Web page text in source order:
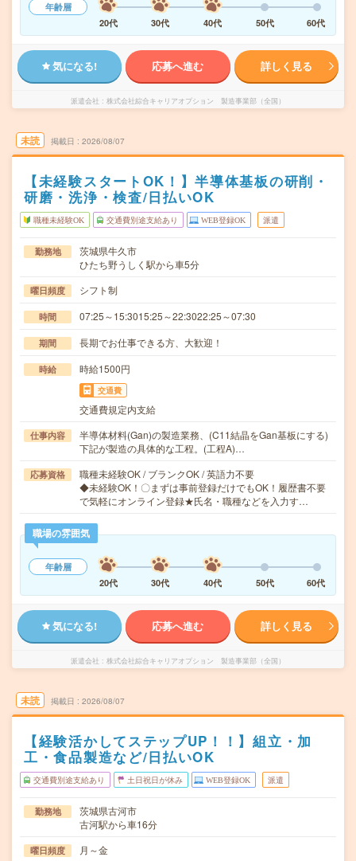
年齢層
20代
30代 40代 50代 60代
気になる! 応募へ進む 詳しく見る
派遣会社 株式会社綜合キャリアオプション 製造事業部（全国）
未読 掲載日 2026/08/07
【未経験スタートOK！】半導体基板の研削・
研磨・洗浄・検査/日払いOK
職種未経験OK 交通費別途支給あり WEB登録OK 派遣
勤務地
茨城県牛久市
ひたち野うしく駅から車5分
曜日頻度 シフト制
時間 07:25～15:3015:25～22:3022:25～07:30
期間 長期でお仕事できる方、大歓迎！
時給 時給1500円
交通費
交通費規定内支給
仕事内容
半導体材料(Gan)の製造業務、(C11結晶をGan基板にする)
下記が製造の具体的な工程。(工程A)…
応募資格
職種未経験OK / ブランクOK / 英語力不要
◆未経験OK！〇まずは事前登録だけでもOK！履歴書不要
で気軽にオンライン登録★氏名・職種などを入力す…
職場の雰囲気
年齢層
20代
30代 40代 50代 60代
気になる! 応募へ進む 詳しく見る
派遣会社 株式会社綜合キャリアオプション 製造事業部（全国）
未読 掲載日 2026/08/07
【経験活かしてステップUP！！】組立・加
工・食品製造など/日払いOK
交通費別途支給あり 土日祝日が休み WEB登録OK 派遣
勤務地
茨城県古河市
古河駅から車16分
曜日頻度 月～金